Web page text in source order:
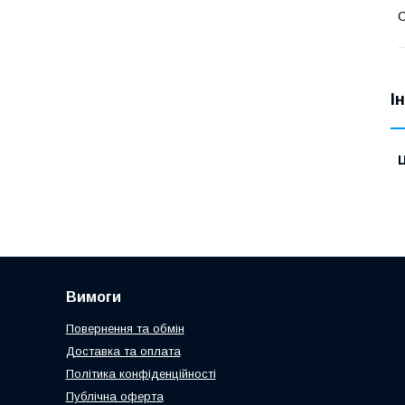
Вимоги
Повернення та обмін
Доставка та оплата
Політика конфіденційності
Публічна оферта